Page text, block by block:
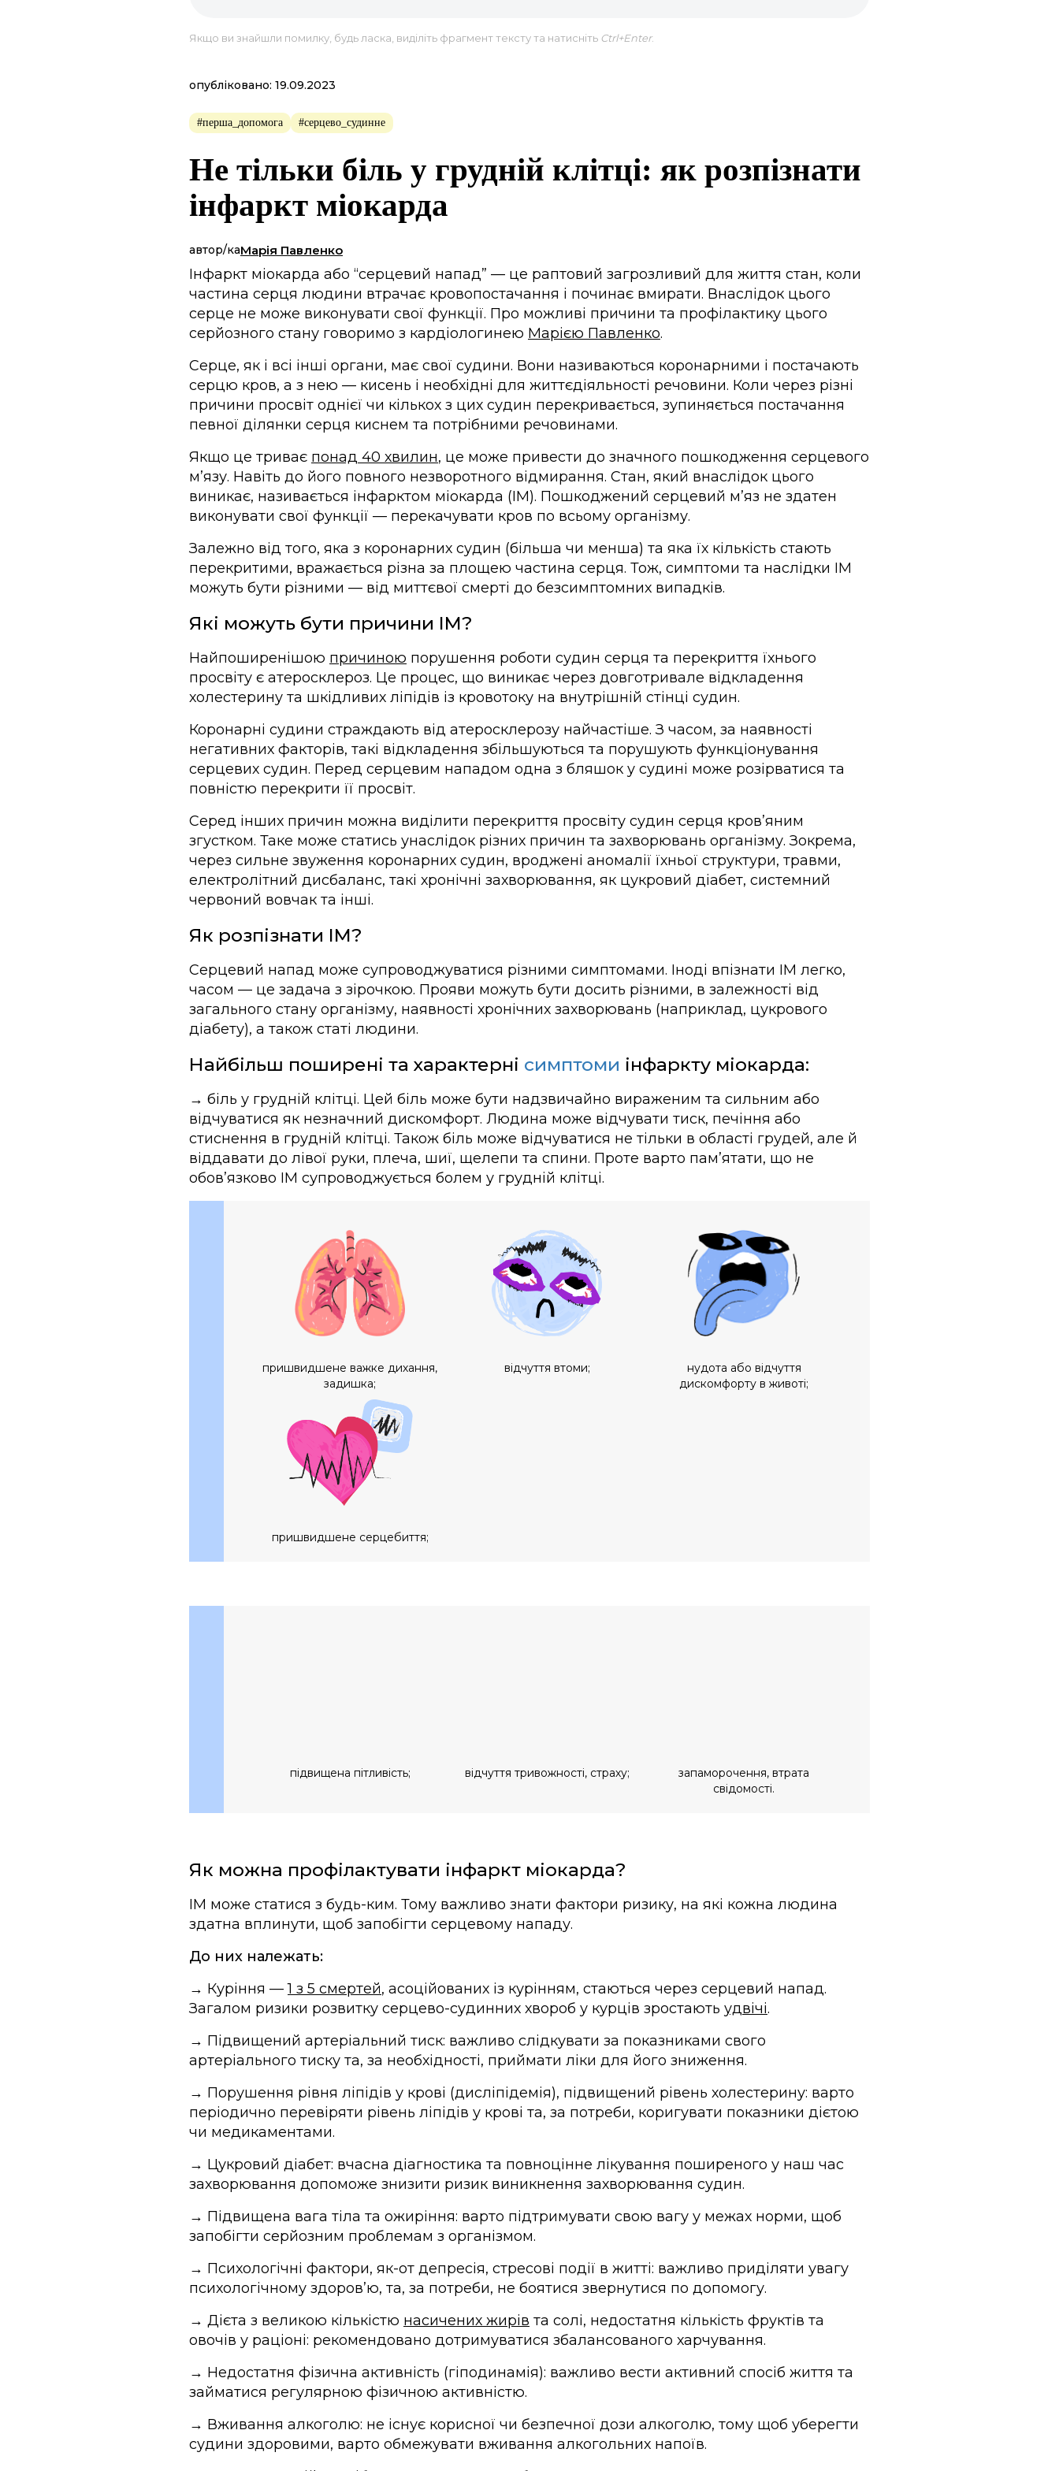
Якщо ви знайшли помилку, будь ласка, виділіть фрагмент тексту та натисніть Ctrl+Enter.
опубліковано: 19.09.2023
#перша_допомога #серцево_судинне
Не тільки біль у грудній клітці: як розпізнати
інфаркт міокарда
автор/каМарія Павленко
Інфаркт міокарда або “серцевий напад” — це раптовий загрозливий для життя стан, коли
частина серця людини втрачає кровопостачання і починає вмирати. Внаслідок цього
серце не може виконувати свої функції. Про можливі причини та профілактику цього
серйозного стану говоримо з кардіологинею Марією Павленко.
Серце, як і всі інші органи, має свої судини. Вони називаються коронарними і постачають
серцю кров, а з нею — кисень і необхідні для життєдіяльності речовини. Коли через різні
причини просвіт однієї чи кількох з цих судин перекривається, зупиняється постачання
певної ділянки серця киснем та потрібними речовинами.
Якщо це триває понад 40 хвилин, це може привести до значного пошкодження серцевого
мʼязу. Навіть до його повного незворотного відмирання. Стан, який внаслідок цього
виникає, називається інфарктом міокарда (ІМ). Пошкоджений серцевий мʼяз не здатен
виконувати свої функції — перекачувати кров по всьому організму.
Залежно від того, яка з коронарних судин (більша чи менша) та яка їх кількість стають
перекритими, вражається різна за площею частина серця. Тож, симптоми та наслідки ІМ
можуть бути різними — від миттєвої смерті до безсимптомних випадків.
Які можуть бути причини ІМ?
Найпоширенішою причиною порушення роботи судин серця та перекриття їхнього
просвіту є атеросклероз. Це процес, що виникає через довготривале відкладення
холестерину та шкідливих ліпідів із кровотоку на внутрішній стінці судин.
Коронарні судини страждають від атеросклерозу найчастіше. З часом, за наявності
негативних факторів, такі відкладення збільшуються та порушують функціонування
серцевих судин. Перед серцевим нападом одна з бляшок у судині може розірватися та
повністю перекрити її просвіт.
Серед інших причин можна виділити перекриття просвіту судин серця кровʼяним
згустком. Таке може статись унаслідок різних причин та захворювань організму. Зокрема,
через сильне звуження коронарних судин, вроджені аномалії їхньої структури, травми,
електролітний дисбаланс, такі хронічні захворювання, як цукровий діабет, системний
червоний вовчак та інші.
Як розпізнати ІМ?
Серцевий напад може супроводжуватися різними симптомами. Іноді впізнати ІМ легко,
часом — це задача з зірочкою. Прояви можуть бути досить різними, в залежності від
загального стану організму, наявності хронічних захворювань (наприклад, цукрового
діабету), а також статі людини.
Найбільш поширені та характерні симптоми інфаркту міокарда:
→ біль у грудній клітці. Цей біль може бути надзвичайно вираженим та сильним або
відчуватися як незначний дискомфорт. Людина може відчувати тиск, печіння або
стиснення в грудній клітці. Також біль може відчуватися не тільки в області грудей, але й
віддавати до лівої руки, плеча, шиї, щелепи та спини. Проте варто памʼятати, що не
обовʼязково ІМ супроводжується болем у грудній клітці.
пришвидшене важке дихання,
задишка;
відчуття втоми;
нудота або відчуття
дискомфорту в животі;
пришвидшене серцебиття;
підвищена пітливість; відчуття тривожності, страху;
запаморочення, втрата
свідомості.
Як можна профілактувати інфаркт міокарда?
ІМ може статися з будь-ким. Тому важливо знати фактори ризику, на які кожна людина
здатна вплинути, щоб запобігти серцевому нападу.
До них належать:
→ Куріння —1 з 5 смертей, асоційованих із курінням, стаються через серцевий напад.
Загалом ризики розвитку серцево-судинних хвороб у курців зростають удвічі.
→ Підвищений артеріальний тиск: важливо слідкувати за показниками свого
артеріального тиску та, за необхідності, приймати ліки для його зниження.
→ Порушення рівня ліпідів у крові (дисліпідемія), підвищений рівень холестерину: варто
періодично перевіряти рівень ліпідів у крові та, за потреби, коригувати показники дієтою
чи медикаментами.
→ Цукровий діабет: вчасна діагностика та повноцінне лікування поширеного у наш час
захворювання допоможе знизити ризик виникнення захворювання судин.
→ Підвищена вага тіла та ожиріння: варто підтримувати свою вагу у межах норми, щоб
запобігти серйозним проблемам з організмом.
→ Психологічні фактори, як-от депресія, стресові події в житті: важливо приділяти увагу
психологічному здоровʼю, та, за потреби, не боятися звернутися по допомогу.
→ Дієта з великою кількістю насичених жирів та солі, недостатня кількість фруктів та
овочів у раціоні: рекомендовано дотримуватися збалансованого харчування.
→ Недостатня фізична активність (гіподинамія): важливо вести активний спосіб життя та
займатися регулярною фізичною активністю.
→ Вживання алкоголю: не існує корисної чи безпечної дози алкоголю, тому щоб уберегти
судини здоровими, варто обмежувати вживання алкогольних напоїв.